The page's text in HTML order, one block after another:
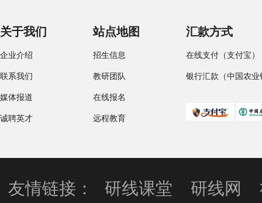
关于我们
企业介绍
联系我们
媒体报道
诚聘英才
站点地图
招生信息
教研团队
在线报名
远程教育
汇款方式
在线支付（支付宝）
银行汇款（中国农业
友情链接： 研线课堂 研线网